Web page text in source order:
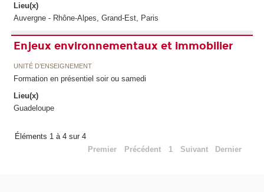
Lieu(x)
Auvergne - Rhône-Alpes, Grand-Est, Paris
Enjeux environnementaux et immobilier
UNITÉ D’ENSEIGNEMENT
Formation en présentiel soir ou samedi
Lieu(x)
Guadeloupe
Éléments 1 à 4 sur 4
Premier
Précédent 1 Suivant Dernier